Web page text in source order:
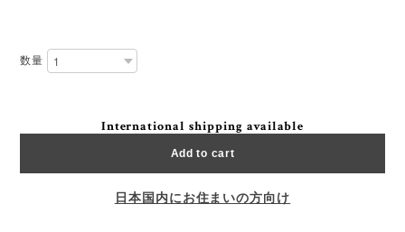
数量
International shipping available
Add to cart
日本国内にお住まいの方向け